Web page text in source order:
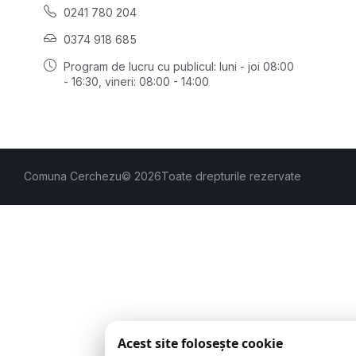
0241 780 204
0374 918 685
Program de lucru cu publicul: luni - joi 08:00
- 16:30 , vineri: 08:00 - 14:00
Comuna Cerchezu© 2026Toate drepturile rezervate
Acest site folosește cookie